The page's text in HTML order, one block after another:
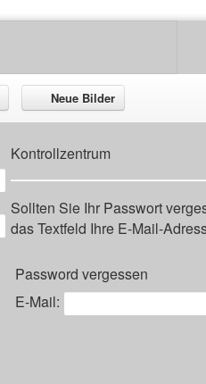
Neue Bilder
Kontrollzentrum
Sollten Sie Ihr Passwort
das Textfeld Ihre E-Mail-
Password vergessen
E-Mail: